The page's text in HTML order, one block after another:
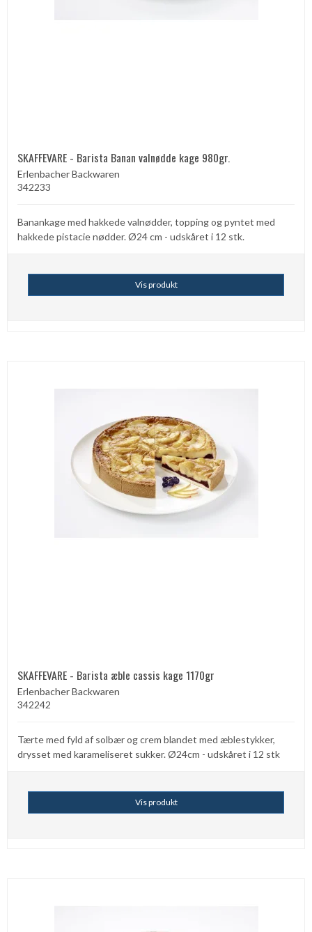
SKAFFEVARE - Barista Banan valnødde kage 980gr.
Erlenbacher Backwaren
342233
Banankage med hakkede valnødder, topping og pyntet med
hakkede pistacie nødder. Ø24 cm - udskåret i 12 stk.
Vis produkt
SKAFFEVARE - Barista æble cassis kage 1170gr
Erlenbacher Backwaren
342242
Tærte med fyld af solbær og crem blandet med æblestykker,
drysset med karameliseret sukker. Ø24cm - udskåret i 12 stk
Vis produkt